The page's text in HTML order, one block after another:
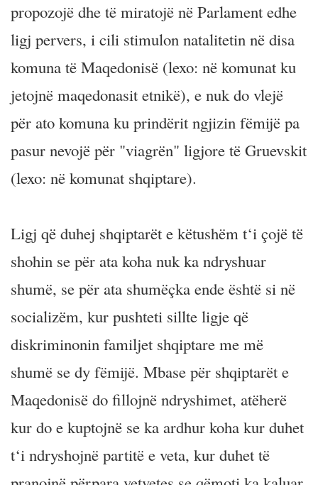
propozojë dhe të miratojë në Parlament edhe
ligj pervers, i cili stimulon natalitetin në disa
komuna të Maqedonisë (lexo: në komunat ku
jetojnë maqedonasit etnikë), e nuk do vlejë
për ato komuna ku prindërit ngjizin fëmijë pa
pasur nevojë për "viagrën" ligjore të Gruevskit
(lexo: në komunat shqiptare).
Ligj që duhej shqiptarët e këtushëm t‘i çojë të
shohin se për ata koha nuk ka ndryshuar
shumë, se për ata shumëçka ende është si në
socializëm, kur pushteti sillte ligje që
diskriminonin familjet shqiptare me më
shumë se dy fëmijë. Mbase për shqiptarët e
Maqedonisë do fillojnë ndryshimet, atëherë
kur do e kuptojnë se ka ardhur koha kur duhet
t‘i ndryshojnë partitë e veta, kur duhet të